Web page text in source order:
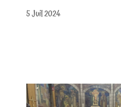
5 Juil 2024